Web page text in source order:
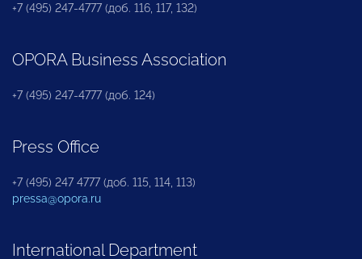
+7 (495) 247-4777 (доб. 116, 117, 132)
OPORA Business Association
+7 (495) 247-4777 (доб. 124)
Press Office
+7 (495) 247 4777 (доб. 115, 114, 113)
pressa@opora.ru
International Department